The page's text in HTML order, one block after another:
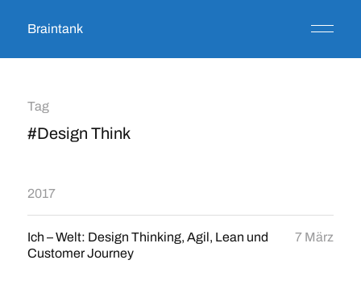
Braintank
Tag
#Design Think
2017
Ich – Welt: Design Thinking, Agil, Lean und
Customer Journey
7 März